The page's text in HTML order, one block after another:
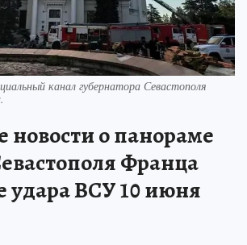
канал губернатора Севастополя
новости о панораме
Франца
удара ВСУ 10 июня